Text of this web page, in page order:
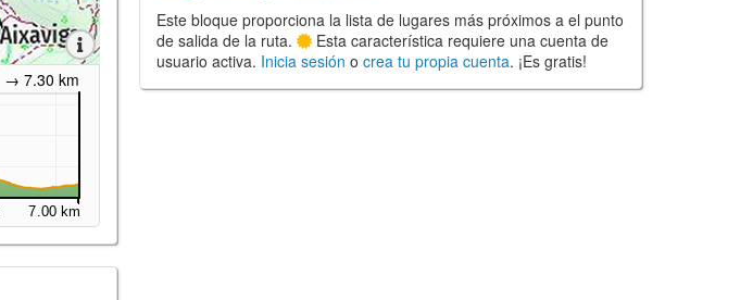
→ 7.30 km
7.00 km
Este bloque proporciona la lista de lugares más próximos a el punto
de salida de la ruta.
Esta característica requiere una cuenta de
usuario activa. Inicia sesión o crea tu propia cuenta. ¡Es gratis!